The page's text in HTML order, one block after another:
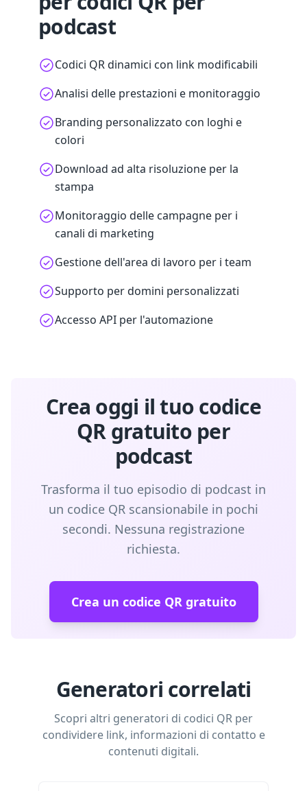
podcast
Codici QR dinamici con link modificabili
Analisi delle prestazioni e monitoraggio
Branding personalizzato con loghi e
colori
Download ad alta risoluzione per la
stampa
Monitoraggio delle campagne per i
canali di marketing
Gestione dell'area di lavoro per i team
Supporto per domini personalizzati
Accesso API per l'automazione
Crea oggi il tuo codice
QR gratuito per
podcast
Trasforma il tuo episodio di podcast in
un codice QR scansionabile in pochi
secondi. Nessuna registrazione
richiesta.
Crea un codice QR gratuito
Generatori correlati
Scopri altri generatori di codici QR per
condividere link, informazioni di contatto e
contenuti digitali.